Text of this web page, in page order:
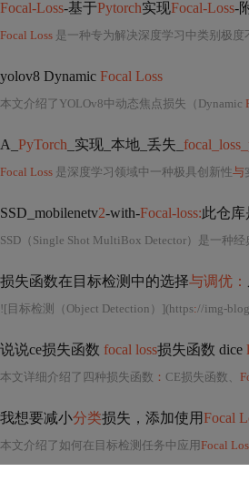
Focal-Loss-基于Pytorch实现Focal-Loss-
Focal Loss 是一种专为解决深度学习中类别极
yolov8 Dynamic Focal Loss
本文介绍了YOLOv8中动态焦点损失（Dynamic
A_ PyTorch _实现_本地_丢失_
Focal Loss 是深度学习领域中一种极具创新性与
SSD_mobilenetv2-with-Focal-loss:此仓库
SSD（Single Shot MultiBox Detector）是一种
损失函数在目标检测中的选择与调优：
![目标检测（Object Detection）](https://img-blog
说说ce损失函数 focal loss损失函数 dice
本文详细介绍了四种损失函数 ： CE损失函数、
我想要减小分类损失，添加使用Focal
本文介绍了如何在目标检测任务中应用Focal